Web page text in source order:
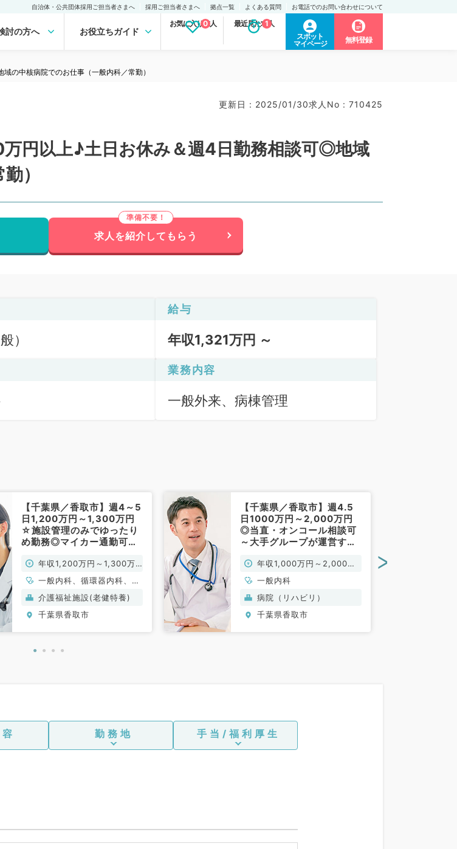
自治体・公共団体採用ご担当者さまへ 採用ご担当者さまへ 拠点一覧 よくある質問 お電話でのお問い合わせについて
討の方へ お役立ちガイド
お気に入り求人
0 最近見た求人
1
スポット
マイページ
無料登録
の中核病院でのお仕事（一般内科／常勤）
更新日 : 2025/01/30求人No : 710425
万円以上♪土日お休み＆週4日勤務相談可◎地域
）
求人を紹介してもらう
）
給与
年収1,321万円 ～
業務内容
一般外来、病棟管理
【千葉県／香取市】週4～5
日1,200万円～1,300万円
☆施設管理のみでゆったり
め勤務◎マイカー通勤可能
す！（内科系・外科系／常
勤）
年収1,200万円～1,300万
一般内科、循環器内科、消
化器内科、老年内科、外科
系全般、一般外科、消化器
外科、科目不問
介護福祉施設(老健特養)
千葉県香取市
【千葉県／香取市】週4.5
日1000万円～2,000万円
◎当直・オンコール相談可
～大手グループが運営する
般内科／常勤）
年収1,000万円～2,000万
一般内科
病院（リハビリ）
千葉県香取市
>
勤務地 手当/福利厚生